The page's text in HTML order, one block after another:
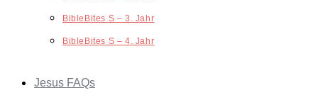
BibleBites S – 3. Jahr
BibleBites S – 4. Jahr
Jesus FAQs